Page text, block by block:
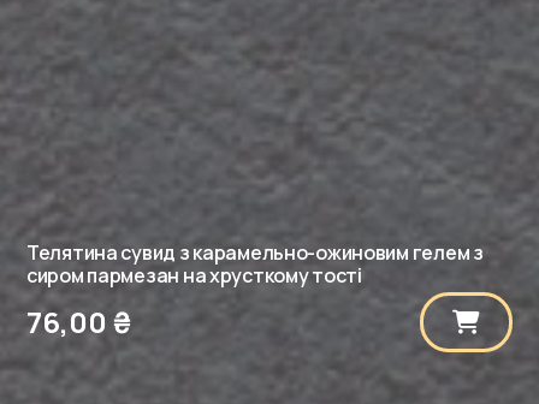
Телятина сувид з карамельно-ожиновим гелем з
сиром пармезан на хрусткому тості
76,00 ₴